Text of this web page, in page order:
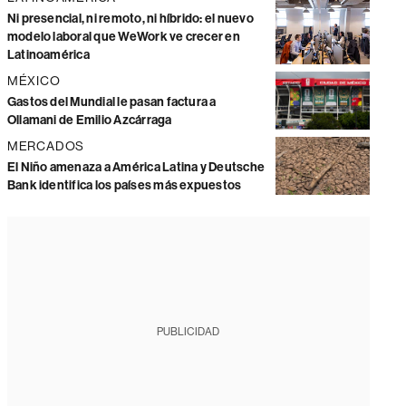
Ni presencial, ni remoto, ni híbrido: el nuevo
modelo laboral que WeWork ve crecer en
Latinoamérica
MÉXICO
Gastos del Mundial le pasan factura a
Ollamani de Emilio Azcárraga
MERCADOS
El Niño amenaza a América Latina y Deutsche
Bank identifica los países más expuestos
PUBLICIDAD